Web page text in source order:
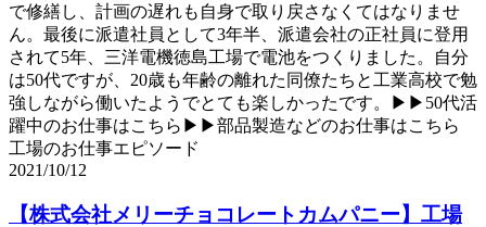
で修繕し、計画の遅れも自身で取り戻さなくてはなりませ
ん。最後に派遣社員として3年半、派遣会社の正社員に登用
されて5年、三洋電機徳島工場で電池をつくりました。自分
は50代ですが、20歳も年齢の離れた同僚たちと工業高校で勉
強しながら働いたようでとても楽しかったです。▶▶50代活
躍中のお仕事はこちら▶▶部品製造などのお仕事はこちら
工場のお仕事エピソード
2021/10/12
【株式会社メリーチョコレートカムパニー】工場